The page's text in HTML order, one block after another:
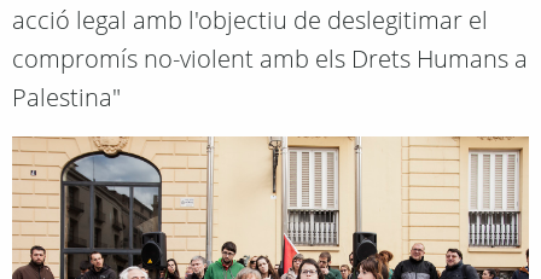
acció legal amb l'objectiu de deslegitimar el
compromís no-violent amb els Drets Humans a
Palestina"